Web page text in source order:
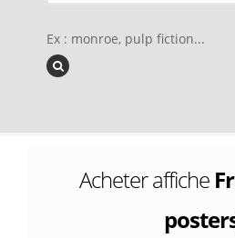
Ex : monroe, pulp fiction...
Acheter affiche